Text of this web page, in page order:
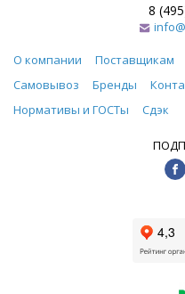
8
О компании Поставщикам
Самовывоз
Бренды
Нормативы и ГОСТы
Сдэк